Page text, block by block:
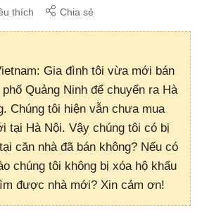
thích Chia sẻ
Gia đình tôi vừa mới bán
Quảng Ninh để chuyển ra Hà
Chúng tôi hiện vẫn chưa mua
tại Hà Nội. Vậy chúng tôi có bị
căn nhà đã bán không? Nếu có
chúng tôi không bị xóa hộ khẩu
được nhà mới? Xin cảm ơn!